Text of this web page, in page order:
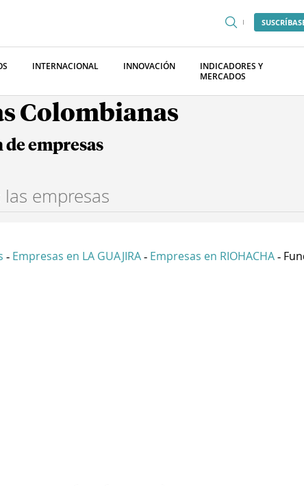
INTERNACIONAL INNOVACIÓN
INDICADORES Y
MERCADOS
Colombianas
empresas
- Empresas en LA GUAJIRA - Empresas en RIOHACHA -